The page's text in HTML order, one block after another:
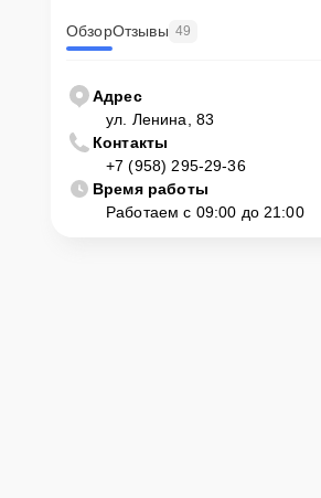
ОбзорОтзывы 49
Адрес
ул. Ленина, 83
Контакты
+7 (958) 295-29-36
Время работы
Работаем с 09:00 до 21:00